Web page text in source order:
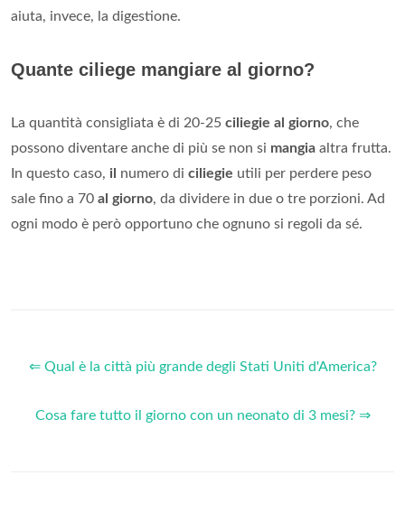
aiuta, invece, la digestione.
Quante ciliege mangiare al giorno?
La quantità consigliata è di 20-25 ciliegie al giorno, che
possono diventare anche di più se non si mangia altra frutta.
In questo caso, il numero di ciliegie utili per perdere peso
sale fino a 70 al giorno, da dividere in due o tre porzioni. Ad
ogni modo è però opportuno che ognuno si regoli da sé.
⇐ Qual è la città più grande degli Stati Uniti d'America?
Cosa fare tutto il giorno con un neonato di 3 mesi? ⇒